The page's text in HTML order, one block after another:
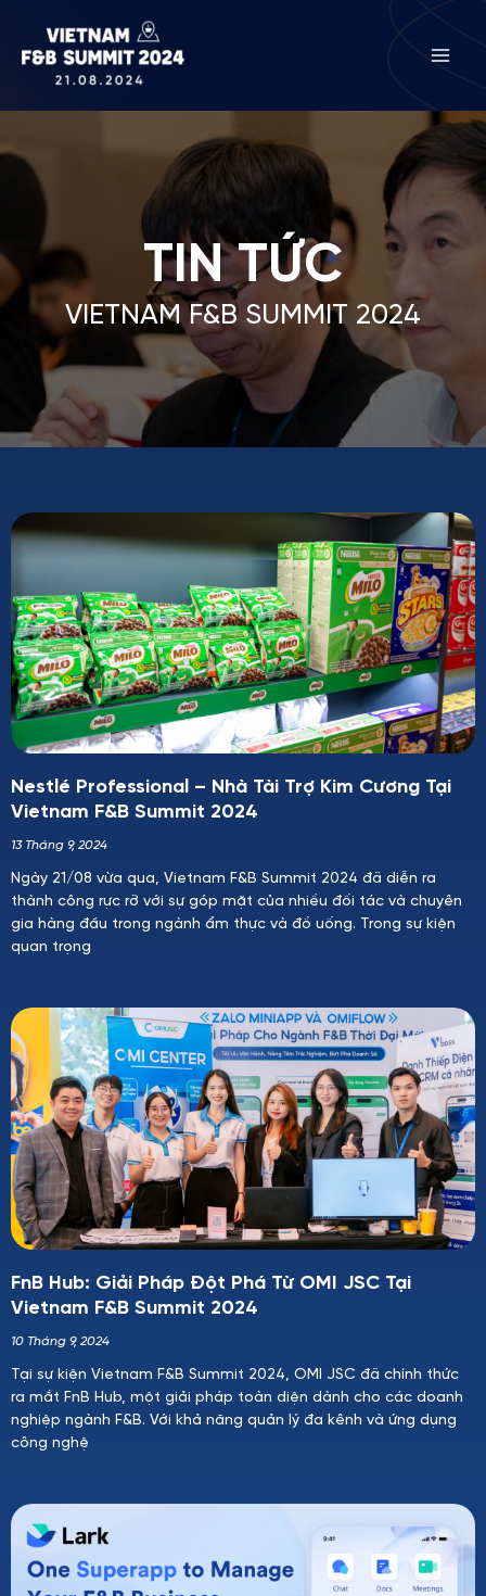
nội
TIN TỨC
VIETNAM F&B SUMMIT 2024
Nestlé Professional – Nhà Tài Trợ Kim Cương Tại
Vietnam F&B Summit 2024
13 Tháng 9, 2024
Ngày 21/08 vừa qua, Vietnam F&B Summit 2024 đã diễn ra
thành công rực rỡ với sự góp mặt của nhiều đối tác và chuyên
gia hàng đầu trong ngành ẩm thực và đồ uống. Trong sự kiện
quan trọng
FnB Hub: Giải Pháp Đột Phá Từ OMI JSC Tại
Vietnam F&B Summit 2024
10 Tháng 9, 2024
Tại sự kiện Vietnam F&B Summit 2024, OMI JSC đã chính thức
ra mắt FnB Hub, một giải pháp toàn diện dành cho các doanh
nghiệp ngành F&B. Với khả năng quản lý đa kênh và ứng dụng
công nghệ